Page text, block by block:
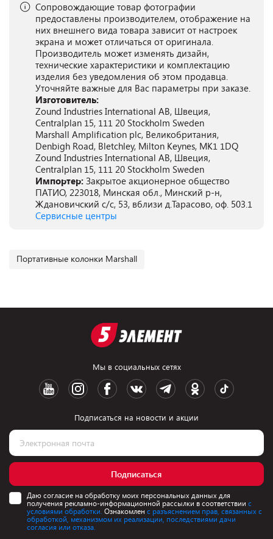
Сопровождающие товар фотографии
предоставлены производителем, отображение на
них внешнего вида товара зависит от настроек
экрана и может отличаться от оригинала.
Производитель может изменять дизайн,
технические характеристики и комплектацию
изделия без уведомления об этом продавца.
Уточняйте важные для Вас параметры при заказе.
Изготовитель:
Zound Industries International AB, Швеция,
Centralplan 15, 111 20 Stockholm Sweden
Marshall Amplification plc, Великобритания,
Denbigh Road, Bletchley, Milton Keynes, MK1 1DQ
Zound Industries International AB, Швеция,
Centralplan 15, 111 20 Stockholm Sweden
Импортер: Закрытое акционерное общество
ПАТИО, 223018, Минская обл., Минский р-н,
Ждановичский с/с, 53, вблизи д.Тарасово, оф. 503.1
Сервисные центры
Портативные колонки Marshall
Мы в социальных сетях
Подписаться на новости и акции
Подписаться
Даю согласие на обработку моих персональных данных для
получения рекламно-информационной рассылки в соответствии с
условиями обработки. Ознакомлен с разъяснением прав, связанных с
обработкой, механизмом их реализации, последствиями дачи
согласия или отказа.